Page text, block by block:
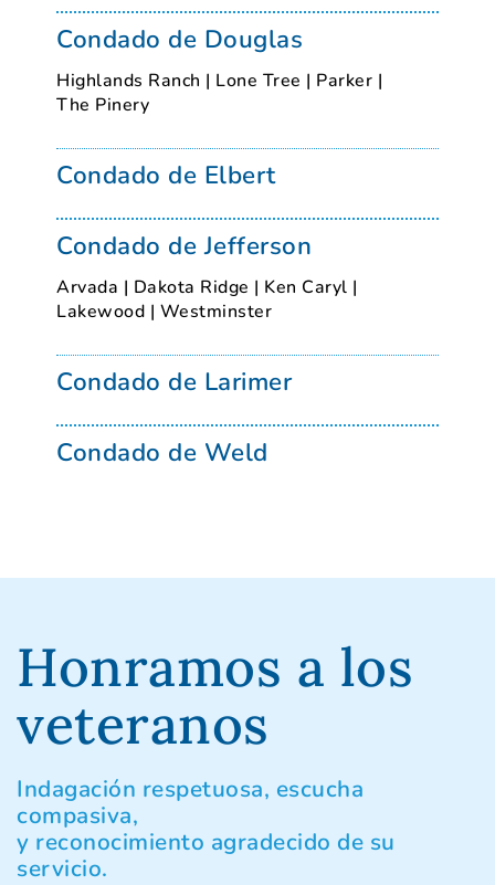
Condado de Douglas
Highlands Ranch | Lone Tree | Parker |
The Pinery
Condado de Elbert
Condado de Jefferson
Arvada | Dakota Ridge | Ken Caryl |
Lakewood | Westminster
Condado de Larimer
Condado de Weld
Honramos a los
veteranos
Indagación respetuosa, escucha
compasiva,
y reconocimiento agradecido de su
servicio.